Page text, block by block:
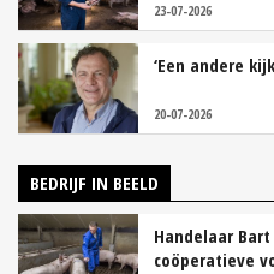
23-07-2026
‘Een andere
20-07-2026
BEDRIJF IN BEELD
Handelaar
coöperatieve